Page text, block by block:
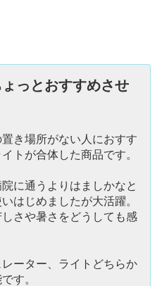
っとおすすめさせ
き場所がない人におすす
トが合体した商品です。
に通うよりはましかなと
はじめましたが大活躍。
さや暑さをどうしても感
ーター、ライトどちらか
す。